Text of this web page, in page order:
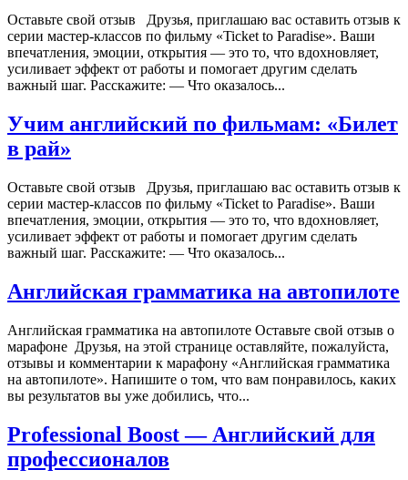
Оставьте свой отзыв Друзья, приглашаю вас оставить отзыв к
серии мастер-классов по фильму «Ticket to Paradise». Ваши
впечатления, эмоции, открытия — это то, что вдохновляет,
усиливает эффект от работы и помогает другим сделать
важный шаг. Расскажите: — Что оказалось...
Учим английский по фильмам: «Билет
в рай»
Оставьте свой отзыв Друзья, приглашаю вас оставить отзыв к
серии мастер-классов по фильму «Ticket to Paradise». Ваши
впечатления, эмоции, открытия — это то, что вдохновляет,
усиливает эффект от работы и помогает другим сделать
важный шаг. Расскажите: — Что оказалось...
Английская грамматика на автопилоте
Английская грамматика на автопилоте Оставьте свой отзыв о
марафоне Друзья, на этой странице оставляйте, пожалуйста,
отзывы и комментарии к марафону «Английская грамматика
на автопилоте». Напишите о том, что вам понравилось, каких
вы результатов вы уже добились, что...
Professional Boost — Английский для
профессионалов